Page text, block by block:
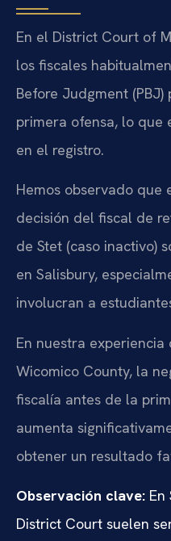
En el District Court of
los fiscales
Before Judgment
primera ofensa, lo que
en el registro.
Hemos observado que
decisión del fiscal de
de Stet (caso inactivo)
en Salisbury,
involucran a
En nuestra
Wicomico County, la
fiscalía antes de la
aumenta
obtener un resultado
Observación clave: En
District Court suelen